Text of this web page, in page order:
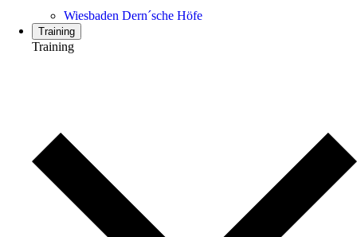
Wiesbaden Dern´sche Höfe
Training
Training